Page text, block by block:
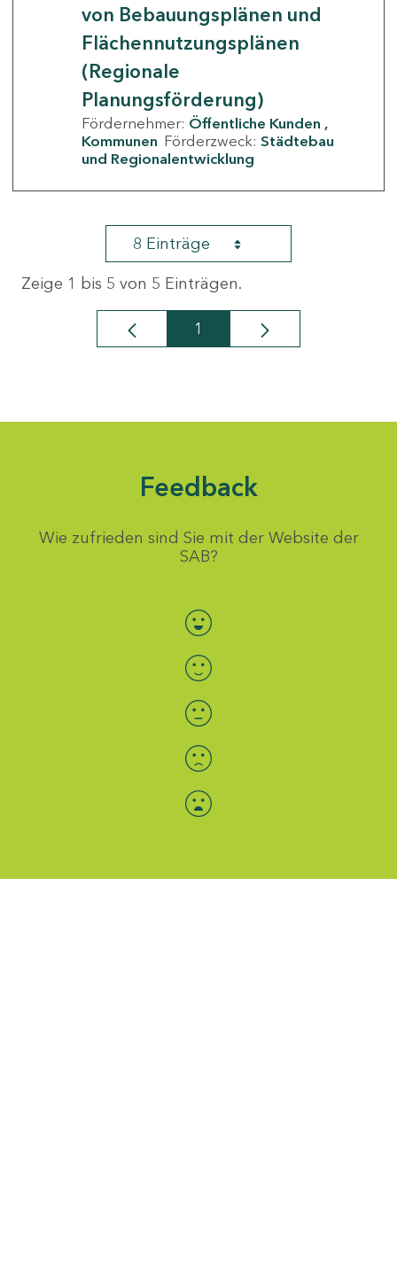
von Bebauungsplänen und
Flächennutzungsplänen
(Regionale
Planungsförderung)
Fördernehmer: Öffentliche Kunden
Kommunen Förderzweck: Städtebau
und Regionalentwicklung
8 Einträge
Zeige 1 bis 5 von 5 Einträgen.
Seite
1
Feedback
Wie zufrieden sind Sie mit der Website der
SAB?
Bewertung auswählen